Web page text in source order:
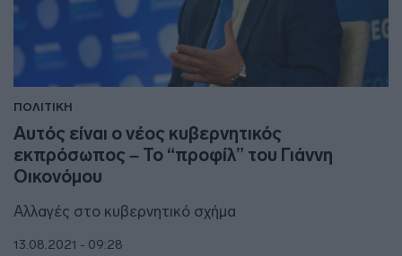
ΠΟΛΙΤΙΚΗ
Αυτός είναι ο νέος κυβερνητικός
εκπρόσωπος – Το “προφίλ” του Γιάννη
Οικονόμου
Αλλαγές στο κυβερνητικό σχήμα
13.08.2021 - 09:28